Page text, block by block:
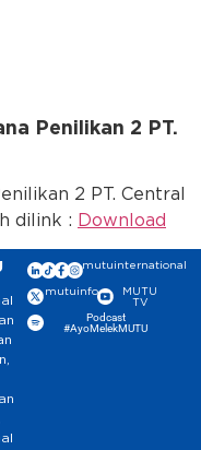
Penilikan 2 PT.
2 PT. Central
dilink : Download
mutuinternational
mutuinfo
MUTU
TV
Podcast
#AyoMelekMUTU